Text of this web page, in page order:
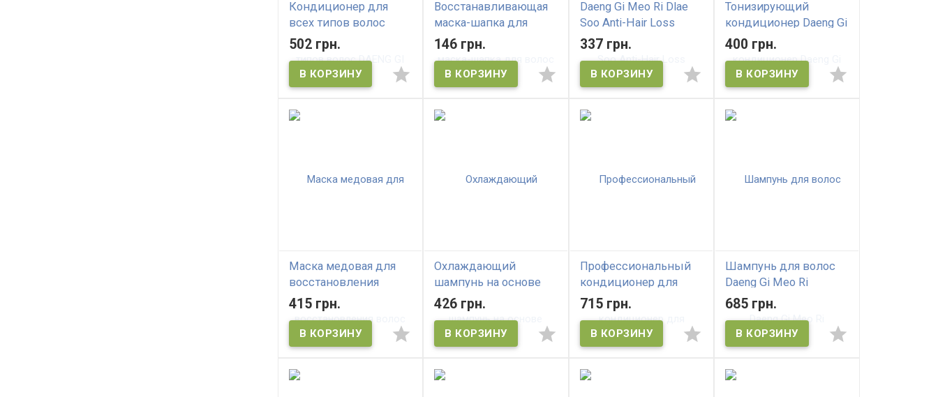
Кондиционер для
всех типов волос
DAENG GI MEO RI Ja
Dam Hwa Conditioner all
Hair
502 грн.
Восстанавливающая
маска-шапка для
волос Daeng Gi Meo Ri
Vitalizing Hair Cap
146 грн.
Daeng Gi Meo Ri Dlaе
Soo Anti-Hair Loss
Shampoo Шампунь
против выпадения
волос
337 грн.
Тонизирующий
кондиционер Daeng Gi
Meo Ri ChungEun
Conditioner
400 грн.
Маска медовая для
восстановления
волос DAENG GI MEO
RI Honey Intensive Hair
Mask
415 грн.
Охлаждающий
шампунь на основе
чайного дерева Daeng
Gi Meo Ri naturalon Tea
Tree Cool Shampoo
426 грн.
Профессиональный
кондиционер для
окрашенных волос
Daeng Gi Meo Ri
Professional Herbal
Hair Treatment
715 грн.
Шампунь для волос
Daeng Gi Meo Ri
Professional Honey
Therapy Shampoo
685 грн.